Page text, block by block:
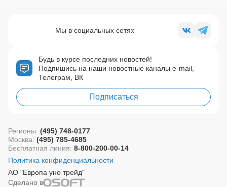
Будь в курсе последних новостей!
Подпишись на наши новостные каналы e-mail,
Телеграм, ВК
Подписаться
Мы в социальных сетях
АО "Европа уно трейд"
Регионы: (495) 748-0177
Москва: (495) 785-4685
Бесплатная линия: 8-800-200-00-14
Политика конфиденциальности
Сделано в